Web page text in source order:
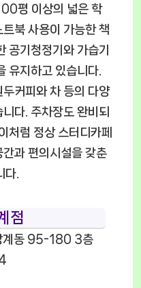
평 이상의 넓은 학
북 사용이 가능한 책
공기청정기와 가습기
유지하고 있습니다.
커피와 차 등의 다양
다. 주차장도 완비되
처럼 정상 스터디카페
과 편의시설을 갖춘
다.
점
계동 95-180 3층